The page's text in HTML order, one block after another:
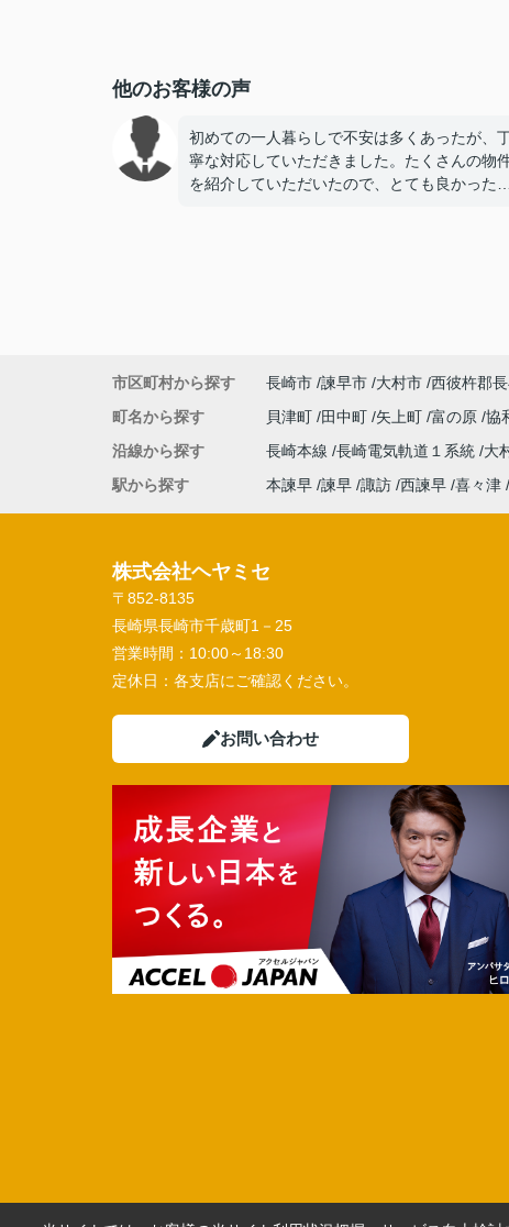
他のお客様の声
初めての一人暮らしで不安は多くあったが、
寧な対応していただきました。たくさんの物
を紹介していただいたので、とても良かったで
市区町村から探す 長崎市 諫早市 大村市 西彼杵郡
町名から探す
貝津町 田中町 矢上町 富の原 協
沿線から探す
長崎本線 長崎電気軌道１系統 大
駅から探す
本諫早 諫早 諏訪 西諫早 喜々津
株式会社ヘヤミセ
〒852-8135
長崎県長崎市千歳町1－25
営業時間： 10:00～18:30
定休日： 各支店にご確認ください。
お問い合わせ